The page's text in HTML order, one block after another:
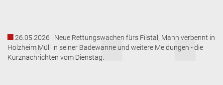
26.05.2026 | Neue Rettungswachen fürs Filstal, Mann verbennt in
Holzheim Müll in seiner Badewanne und weitere Meldungen - die
Kurznachrichten vom Dienstag.